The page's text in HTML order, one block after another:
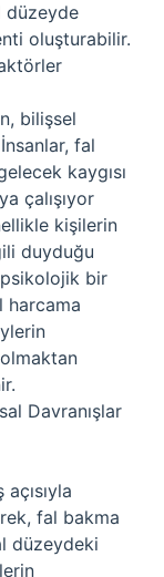
düzeyde
oluşturabilir.
bilişsel
fal
kaygısı
çalışıyor
kişilerin
duyduğu
bir
harcama
Davranışlar
fal bakma
düzeydeki